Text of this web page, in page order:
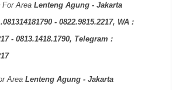
For Area Lenteng Agung - Jakarta
- 0822.9815.2217, WA :
- 0813.1418.1790, Telegram :
Area Lenteng Agung - Jakarta